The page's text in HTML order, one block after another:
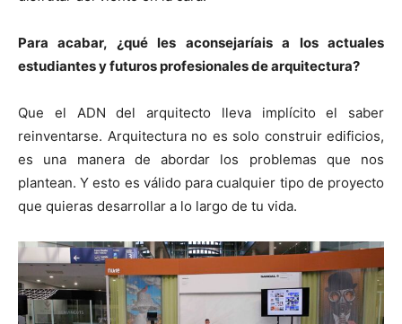
Para acabar, ¿qué les aconsejaríais a los actuales
estudiantes y futuros profesionales de arquitectura?
Que el ADN del arquitecto lleva implícito el saber
reinventarse. Arquitectura no es solo construir edificios,
es una manera de abordar los problemas que nos
plantean. Y esto es válido para cualquier tipo de proyecto
que quieras desarrollar a lo largo de tu vida.